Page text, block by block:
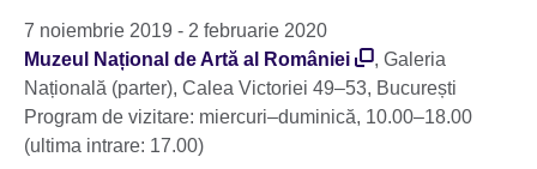
7 noiembrie 2019 - 2 februarie 2020
Muzeul Național de Artă al României
, Galeria
Națională (parter), Calea Victoriei 49–53, București
Program de vizitare: miercuri–duminică, 10.00–18.00
(ultima intrare: 17.00)